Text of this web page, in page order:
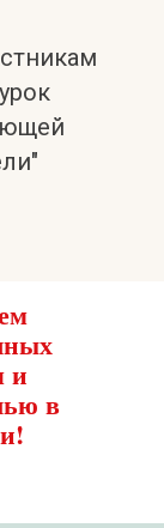
и
в